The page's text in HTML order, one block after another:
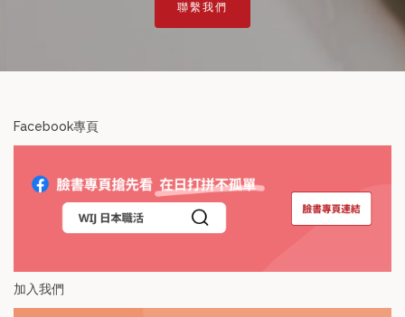
聯繫我們
Facebook專頁
加入我們